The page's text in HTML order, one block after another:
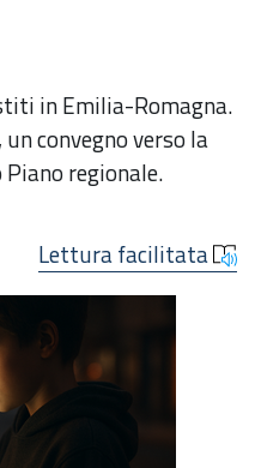
in Emilia-Romagna.
convegno verso la
regionale.
Lettura facilitata